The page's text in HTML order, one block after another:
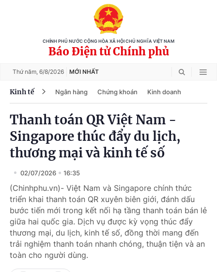
CHÍNH PHỦ NƯỚC CỘNG HÒA XÃ HỘI CHỦ NGHĨA VIỆT NAM
Báo Điện tử Chính phủ
Thứ năm, 6/8/2026 MỚI NHẤT
Kinh tế Ngân hàng Chứng khoán Kinh doanh
Thanh toán QR Việt Nam -
Singapore thúc đẩy du lịch,
thương mại và kinh tế số
02/07/2026 16:35
(Chinhphu.vn)- Việt Nam và Singapore chính thức
triển khai thanh toán QR xuyên biên giới, đánh dấu
bước tiến mới trong kết nối hạ tầng thanh toán bán lẻ
giữa hai quốc gia. Dịch vụ được kỳ vọng thúc đẩy
thương mại, du lịch, kinh tế số, đồng thời mang đến
trải nghiệm thanh toán nhanh chóng, thuận tiện và an
toàn cho người dùng.